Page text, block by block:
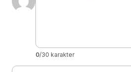
0/30 karakter